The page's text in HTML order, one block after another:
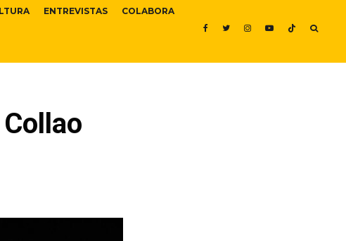
ENTREVISTAS COLABORA